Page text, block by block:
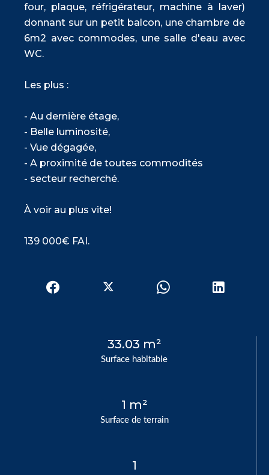
Surface habitable
33.03 m²
Surface de terrain
1 m²
1
four, plaque, réfrigérateur, machine à laver)
donnant sur un petit balcon, une chambre de
6m2 avec commodes, une salle d'eau avec
WC.
Les plus :
- Au dernière étage,
- Belle luminosité,
- Vue dégagée,
- A proximité de toutes commodités
- secteur recherché.
À voir au plus vite!
139 000€ FAI.